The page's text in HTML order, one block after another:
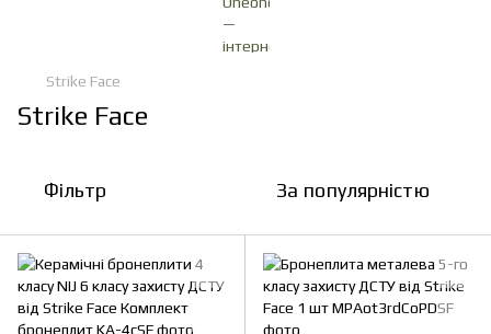
Strike Face
Strike Face
Фільтр За популярністю